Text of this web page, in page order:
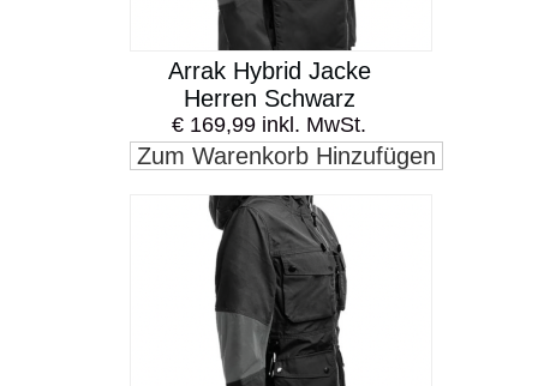
Arrak Hybrid Jacke
Herren Schwarz
€ 169,99 inkl. MwSt.
Zum Warenkorb Hinzufügen